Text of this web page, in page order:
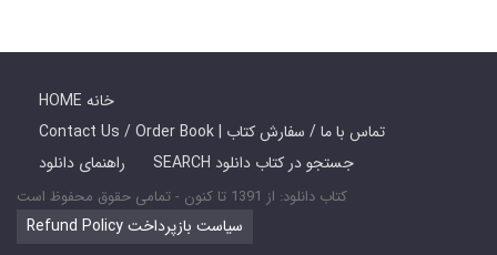
HOME خانه
Contact Us / Order Book | تماس با ما / سفارش کتاب
راهنمای دانلود
SEARCH جستجو در کتاب دانلود
کتاب دانلود: از 1391 تا کنون - تمامی حقوق محفوظ است
Refund Policy سیاست بازپرداخت